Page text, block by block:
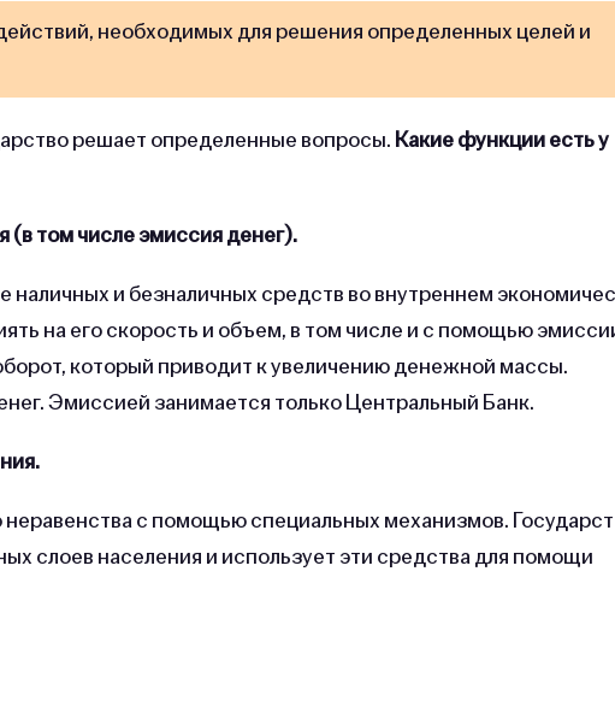
необходимых для решения определенных целей и
решает определенные вопросы. Какие функции есть у
том числе эмиссия денег).
и безналичных средств во внутреннем
на его скорость и объем, в том числе и с помощью
который приводит к увеличению денежной массы.
Эмиссией занимается только Центральный Банк.
с помощью специальных механизмов.
слоев населения и использует эти средства для помощи